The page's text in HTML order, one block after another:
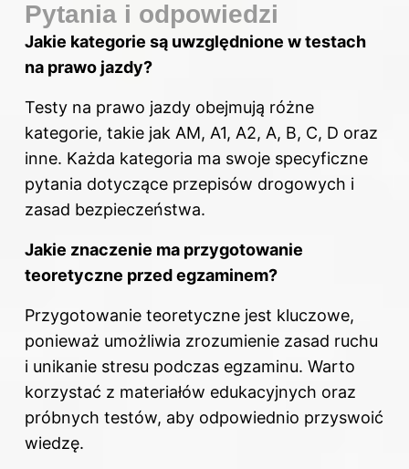
Pytania i odpowiedzi
Jakie kategorie są uwzględnione w testach
na prawo jazdy?
Testy na prawo jazdy obejmują różne
kategorie, takie jak AM, A1, A2, A, B, C, D oraz
inne. Każda kategoria ma swoje specyficzne
pytania dotyczące przepisów drogowych i
zasad bezpieczeństwa.
Jakie znaczenie ma przygotowanie
teoretyczne przed egzaminem?
Przygotowanie teoretyczne jest kluczowe,
ponieważ umożliwia zrozumienie zasad ruchu
i unikanie stresu podczas egzaminu. Warto
korzystać z materiałów edukacyjnych oraz
próbnych testów, aby odpowiednio przyswoić
wiedzę.